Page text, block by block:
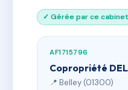
✓ Gérée par ce cabinet
AF1715796
Copropriété
📍 Belley (01300)